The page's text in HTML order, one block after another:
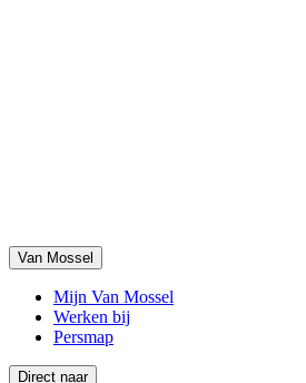
Van Mossel
Mijn Van Mossel
Werken bij
Persmap
Direct naar